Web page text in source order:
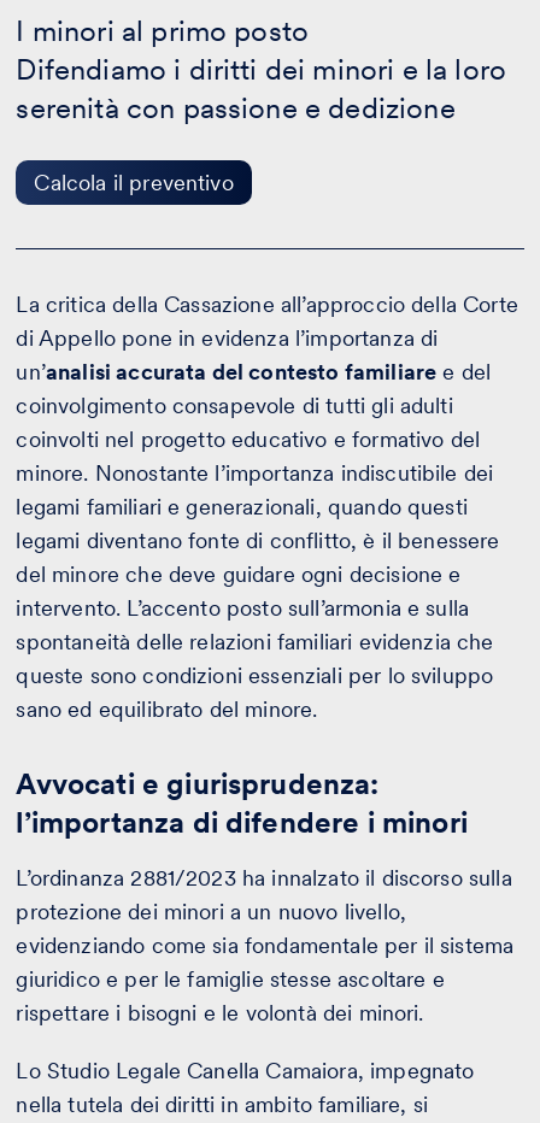
I minori al primo posto
Difendiamo i diritti dei minori e la loro
serenità con passione e dedizione
Calcola il preventivo
minori
al
primo
-
il
preventivo
La critica della Cassazione all’approccio della Corte
di Appello pone in evidenza l’importanza di
un’analisi accurata del contesto familiare e del
coinvolgimento consapevole di tutti gli adulti
coinvolti nel progetto educativo e formativo del
minore. Nonostante l’importanza indiscutibile dei
legami familiari e generazionali, quando questi
legami diventano fonte di conflitto, è il benessere
del minore che deve guidare ogni decisione e
intervento. L’accento posto sull’armonia e sulla
spontaneità delle relazioni familiari evidenzia che
queste sono condizioni essenziali per lo sviluppo
sano ed equilibrato del minore.
Avvocati e giurisprudenza:
l’importanza di difendere i minori
L’ordinanza 2881/2023 ha innalzato il discorso sulla
protezione dei minori a un nuovo livello,
evidenziando come sia fondamentale per il sistema
giuridico e per le famiglie stesse ascoltare e
rispettare i bisogni e le volontà dei minori.
Lo Studio Legale Canella Camaiora, impegnato
nella tutela dei diritti in ambito familiare, si